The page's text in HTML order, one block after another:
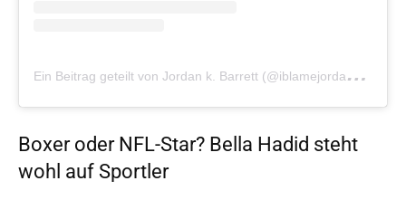
E
in Beitrag geteilt von Jordan k. Barrett (@iblamejordan)am
Boxer oder NFL-Star? Bella Hadid steht
wohl auf Sportler